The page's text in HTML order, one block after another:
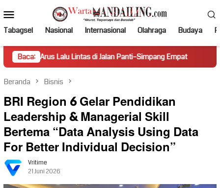
ke
kontenMobile
Tabagsel Nasional Internasional Olahraga Budaya
Baca:
Lalu Lintas di Jalan Panti–Simpang Empat Prestasi Jadi
Beranda Bisnis
BRI Region 6 Gelar Pendidikan
Leadership & Managerial Skill
Bertema “Data Analysis Using Data
For Better Individual Decision”
Vritime
21 Juni 2026